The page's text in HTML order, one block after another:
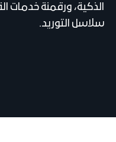
الذكية، ورقمنة خدمات
سلاسل التوريد.